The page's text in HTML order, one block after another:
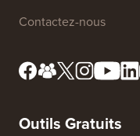
Contactez-nous
Outils Gratuits